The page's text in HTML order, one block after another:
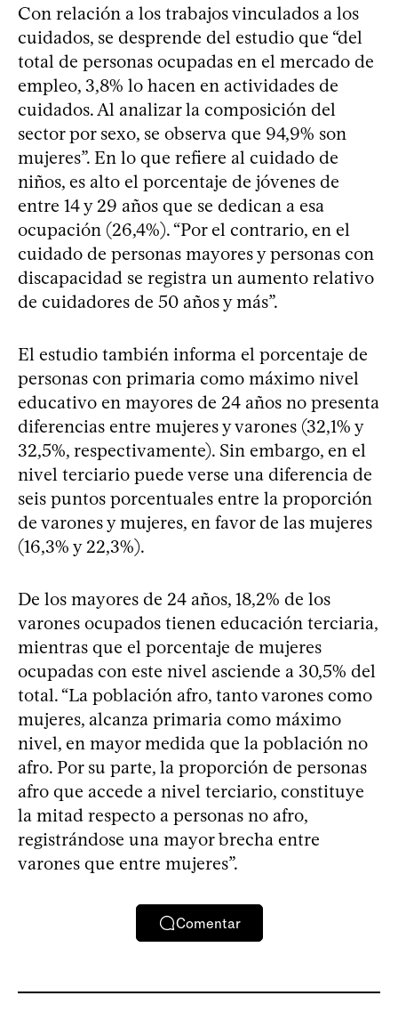
Con relación a los trabajos vinculados a los
cuidados, se desprende del estudio que “del
total de personas ocupadas en el mercado de
empleo, 3,8% lo hacen en actividades de
cuidados. Al analizar la composición del
sector por sexo, se observa que 94,9% son
mujeres”. En lo que refiere al cuidado de
niños, es alto el porcentaje de jóvenes de
entre 14 y 29 años que se dedican a esa
ocupación (26,4%). “Por el contrario, en el
cuidado de personas mayores y personas con
discapacidad se registra un aumento relativo
de cuidadores de 50 años y más”.
El estudio también informa el porcentaje de
personas con primaria como máximo nivel
educativo en mayores de 24 años no presenta
diferencias entre mujeres y varones (32,1% y
32,5%, respectivamente). Sin embargo, en el
nivel terciario puede verse una diferencia de
seis puntos porcentuales entre la proporción
de varones y mujeres, en favor de las mujeres
(16,3% y 22,3%).
De los mayores de 24 años, 18,2% de los
varones ocupados tienen educación terciaria,
mientras que el porcentaje de mujeres
ocupadas con este nivel asciende a 30,5% del
total. “La población afro, tanto varones como
mujeres, alcanza primaria como máximo
nivel, en mayor medida que la población no
afro. Por su parte, la proporción de personas
afro que accede a nivel terciario, constituye
la mitad respecto a personas no afro,
registrándose una mayor brecha entre
varones que entre mujeres”.
Comentar